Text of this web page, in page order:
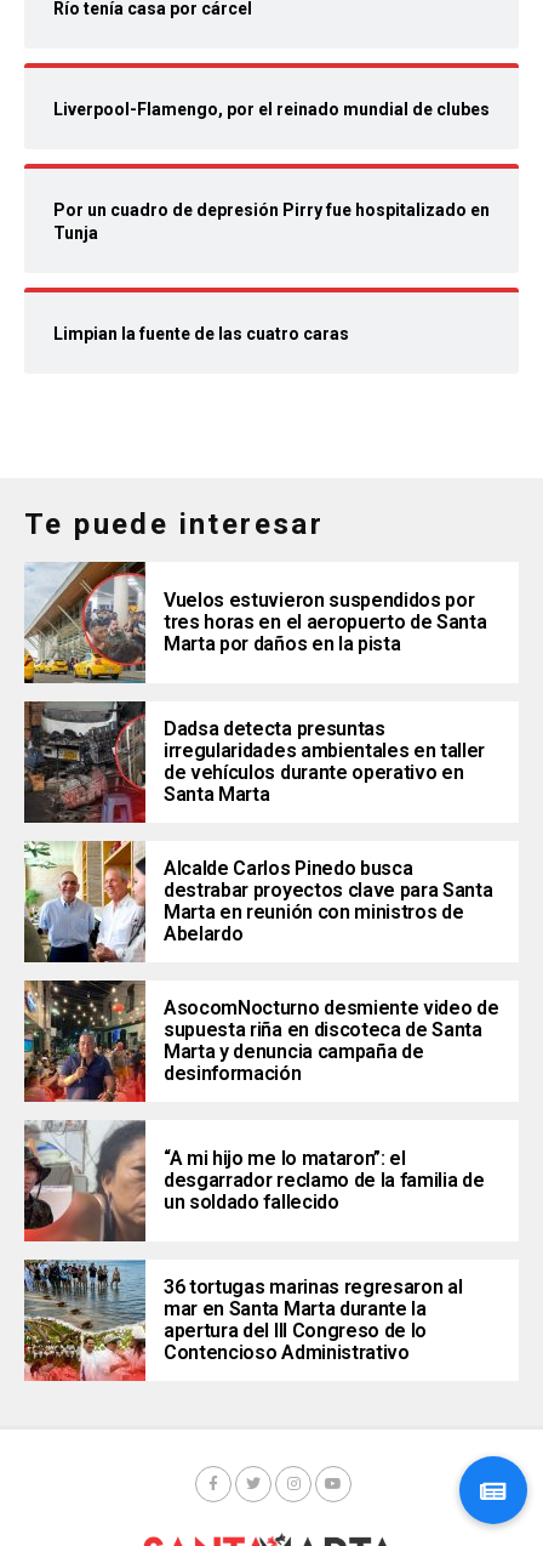
Río tenía casa por cárcel
Liverpool-Flamengo, por el reinado mundial de clubes
Por un cuadro de depresión Pirry fue hospitalizado en
Tunja
Limpian la fuente de las cuatro caras
Te puede interesar
Vuelos estuvieron suspendidos por
tres horas en el aeropuerto de Santa
Marta por daños en la pista
Dadsa detecta presuntas
irregularidades ambientales en taller
de vehículos durante operativo en
Santa Marta
Alcalde Carlos Pinedo busca
destrabar proyectos clave para Santa
Marta en reunión con ministros de
Abelardo
AsocomNocturno desmiente video de
supuesta riña en discoteca de Santa
Marta y denuncia campaña de
desinformación
“A mi hijo me lo mataron”: el
desgarrador reclamo de la familia de
un soldado fallecido
36 tortugas marinas regresaron al
mar en Santa Marta durante la
apertura del III Congreso de lo
Contencioso Administrativo